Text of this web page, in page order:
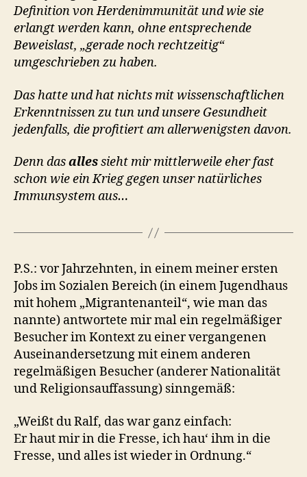
Definition von Herdenimmunität und wie sie
erlangt werden kann, ohne entsprechende
Beweislast, „gerade noch rechtzeitig“
umgeschrieben zu haben.
Das hatte und hat nichts mit wissenschaftlichen
Erkenntnissen zu tun und unsere Gesundheit
jedenfalls, die profitiert am allerwenigsten davon.
Denn dasallessieht mir mittlerweile eher fast
schon wie ein Krieg gegen unser natürliches
Immunsystem aus…
P.S.: vor Jahrzehnten, in einem meiner ersten
Jobs im Sozialen Bereich (in einem Jugendhaus
mit hohem „Migrantenanteil“, wie man das
nannte) antwortete mir mal ein regelmäßiger
Besucher im Kontext zu einer vergangenen
Auseinandersetzung mit einem anderen
regelmäßigen Besucher (anderer Nationalität
und Religionsauffassung) sinngemäß:
„Weißt du Ralf, das war ganz einfach:
Er haut mir in die Fresse, ich hau‘ ihm in die
Fresse, und alles ist wieder in Ordnung.“